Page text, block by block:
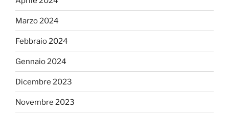
Marzo 2024
Febbraio 2024
Gennaio 2024
Dicembre 2023
Novembre 2023